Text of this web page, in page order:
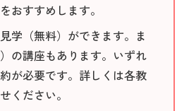
おすすめします。
学（無料）ができます。ま
の講座もあります。いずれ
が必要です。詳しくは各教
ください。